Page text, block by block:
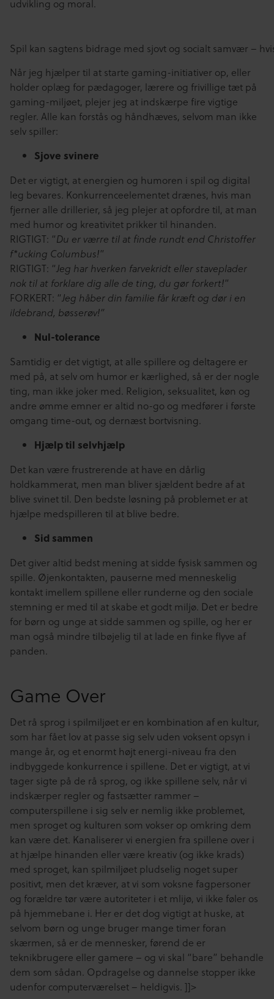
udvikling og moral.
Spil kan sagtens bidrage med sjovt og socialt samvær –
Når jeg hjælper til at starte gaming-initiativer op, eller
holder oplæg for pædagoger, lærere og frivillige tæt på
gaming-miljøet, plejer jeg at indskærpe fire vigtige
regler. Alle kan forstås og håndhæves, selvom man ikke
selv spiller:
Sjove svinere
Det er vigtigt, at energien og humoren i spil og digital
leg bevares. Konkurrenceelementet drænes, hvis man
fjerner alle drillerier, så jeg plejer at opfordre til, at man
med humor og kreativitet prikker til hinanden.
RIGTIGT: “Du er værre til at finde rundt end Christoffer
f*ucking Columbus!”
RIGTIGT: “Jeg har hverken farvekridt eller staveplader
nok til at forklare dig alle de ting, du gør forkert!”
FORKERT: “Jeg håber din familie får kræft og dør i en
ildebrand, bøsserøv!”
Nul-tolerance
Samtidig er det vigtigt, at alle spillere og deltagere er
med på, at selv om humor er kærlighed, så er der nogle
ting, man ikke joker med. Religion, seksualitet, køn og
andre ømme emner er altid no-go og medfører i første
omgang time-out, og dernæst bortvisning.
Hjælp til selvhjælp
Det kan være frustrerende at have en dårlig
holdkammerat, men man bliver sjældent bedre af at
blive svinet til. Den bedste løsning på problemet er at
hjælpe medspilleren til at blive bedre.
Sid sammen
Det giver altid bedst mening at sidde fysisk sammen og
spille. Øjenkontakten, pauserne med menneskelig
kontakt imellem spillene eller runderne og den sociale
stemning er med til at skabe et godt miljø. Det er bedre
for børn og unge at sidde sammen og spille, og her er
man også mindre tilbøjelig til at lade en finke flyve af
panden.
Game Over
Det rå sprog i spilmiljøet er en kombination af en kultur,
som har fået lov at passe sig selv uden voksent opsyn i
mange år, og et enormt højt energi-niveau fra den
indbyggede konkurrence i spillene. Det er vigtigt, at vi
tager sigte på de rå sprog, og ikke spillene selv, når vi
indskærper regler og fastsætter rammer –
computerspillene i sig selv er nemlig ikke problemet,
men sproget og kulturen som vokser op omkring dem
kan være det. Kanaliserer vi energien fra spillene over i
at hjælpe hinanden eller være kreativ (og ikke krads)
med sproget, kan spilmiljøet pludselig noget super
positivt, men det kræver, at vi som voksne fagpersoner
og forældre tør være autoriteter i et mlijø, vi ikke føler os
på hjemmebane i. Her er det dog vigtigt at huske, at
selvom børn og unge bruger mange timer foran
skærmen, så er de mennesker, førend de er
teknikbrugere eller gamere – og vi skal “bare” behandle
dem som sådan. Opdragelse og dannelse stopper ikke
udenfor computerværelset – heldigvis. ]]>